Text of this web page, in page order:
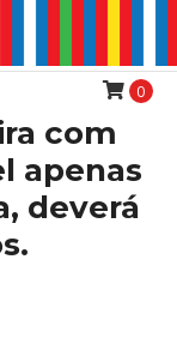
0
com
apenas
deverá